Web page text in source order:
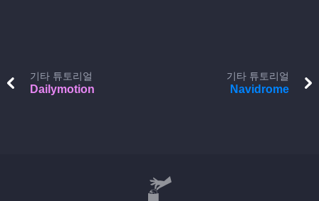
기타 튜토리얼
Dailymotion
기타 튜토리얼
Navidrome